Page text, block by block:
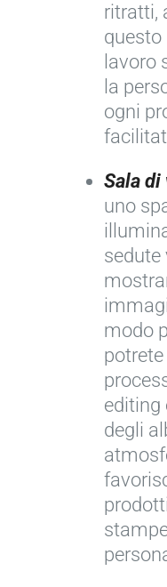
ritratti,
questo
lavoro
la
ogni
Sala
uno
sedute
modo
potrete
editing
degli